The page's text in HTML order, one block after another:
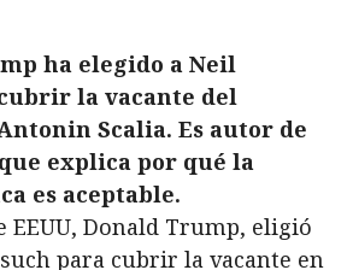
ha elegido a Neil
la vacante del
Scalia. Es autor de
explica por qué la
es aceptable.
EEUU, Donald Trump, eligió
para cubrir la vacante en